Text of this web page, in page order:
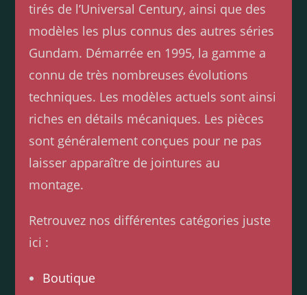
tirés de l’Universal Century, ainsi que des
modèles les plus connus des autres séries
Gundam. Démarrée en 1995, la gamme a
connu de très nombreuses évolutions
techniques. Les modèles actuels sont ainsi
riches en détails mécaniques. Les pièces
sont généralement conçues pour ne pas
laisser apparaître de jointures au
montage.
Retrouvez nos différentes catégories juste
ici :
Boutique